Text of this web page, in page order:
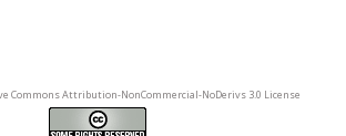
Commons Attribution-NonCommercial-NoDerivs 3.0 License